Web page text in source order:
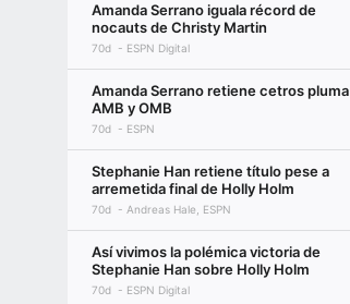
Amanda Serrano iguala récord de
nocauts de Christy Martin
70d ESPN Digital
Amanda Serrano retiene cetros pluma
AMB y OMB
70d ESPN
Stephanie Han retiene título pese a
arremetida final de Holly Holm
70d Andreas Hale, ESPN
Así vivimos la polémica victoria de
Stephanie Han sobre Holly Holm
70d ESPN Digital